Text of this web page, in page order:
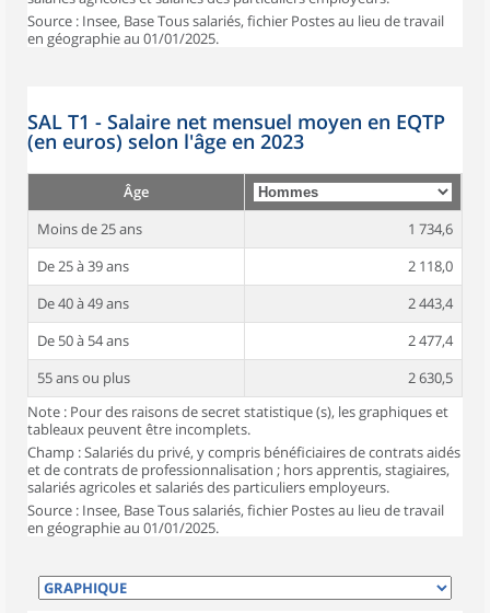
Source : Insee, Base Tous salariés, fichier Postes au lieu de travail
en géographie au 01/01/2025.
SAL T1 - Salaire net mensuel moyen en EQTP
(en euros) selon l'âge en 2023
Âge
Moins de 25 ans
1 734,6
De 25 à 39 ans
2 118,0
De 40 à 49 ans
2 443,4
De 50 à 54 ans
2 477,4
55 ans ou plus
2 630,5
Note : Pour des raisons de secret statistique (s), les graphiques et
tableaux peuvent être incomplets.
Champ : Salariés du privé, y compris bénéficiaires de contrats aidés
et de contrats de professionnalisation ; hors apprentis, stagiaires,
salariés agricoles et salariés des particuliers employeurs.
Source : Insee, Base Tous salariés, fichier Postes au lieu de travail
en géographie au 01/01/2025.